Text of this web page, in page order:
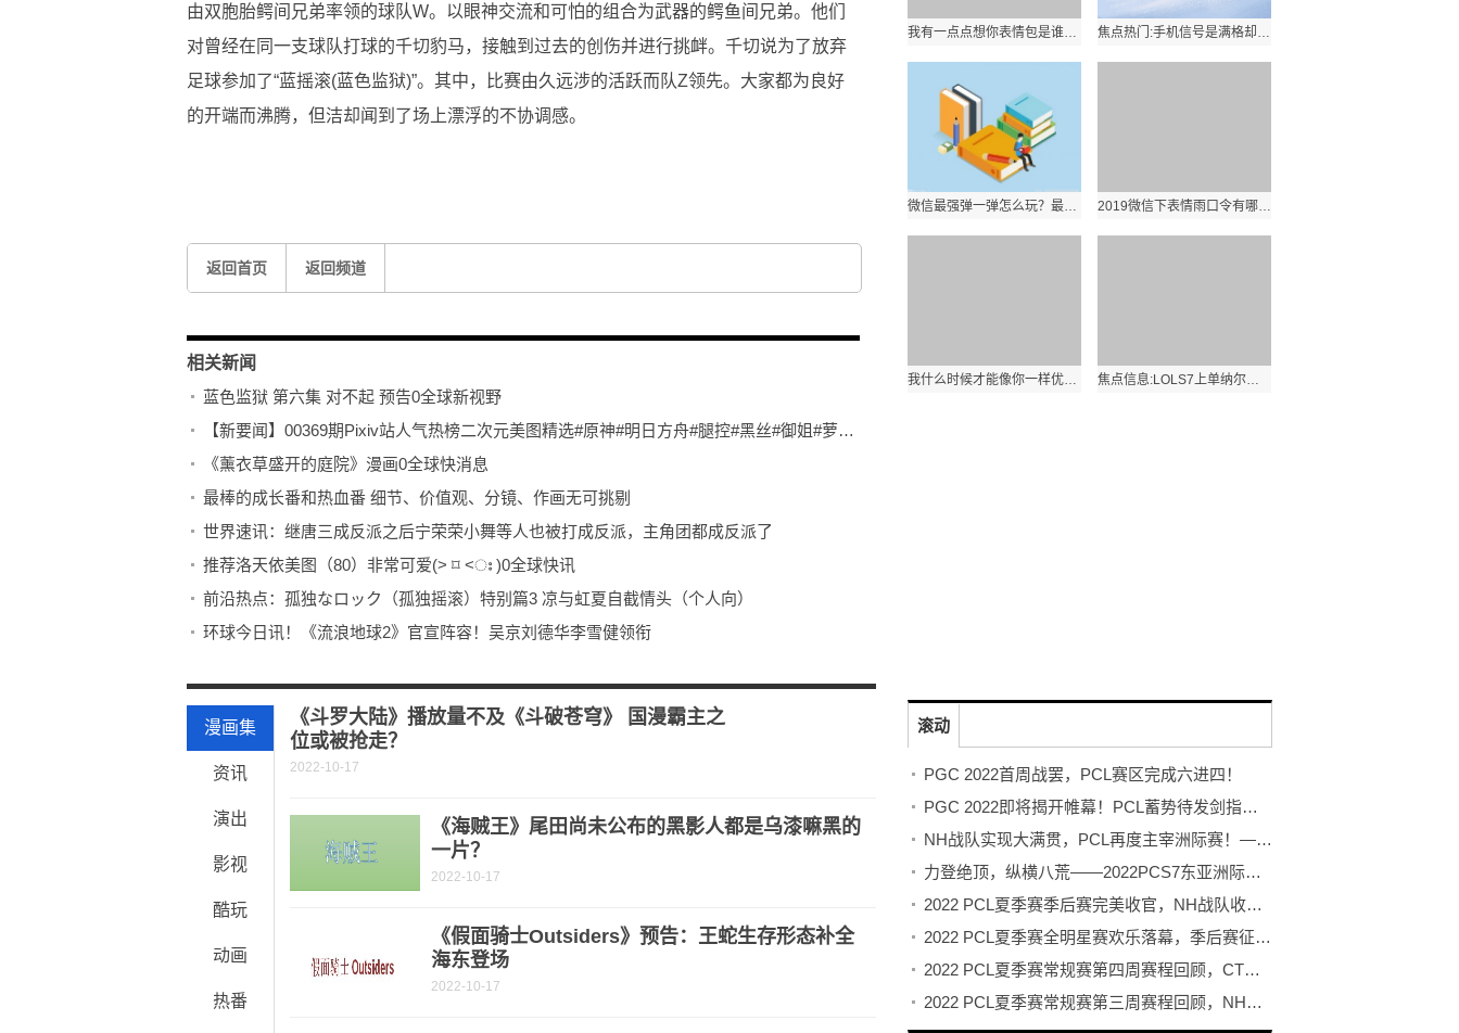
由双胞胎鳄间兄弟率领的球队W。以眼神交流和可怕的组合为武器的鳄鱼间兄弟。他们
对曾经在同一支球队打球的千切豹马，接触到过去的创伤并进行挑衅。千切说为了放弃
足球参加了“蓝摇滚(蓝色监狱)”。其中，比赛由久远涉的活跃而队Z领先。大家都为良好
的开端而沸腾，但洁却闻到了场上漂浮的不协调感。
返回首页 返回频道
相关新闻
蓝色监狱 第六集 对不起 预告0全球新视野
【新要闻】00369期Pixiv站人气热榜二次元美图精选#原神#明日方舟#腿控#黑丝#御姐#萝莉#性感#可爱
《薰衣草盛开的庭院》漫画0全球快消息
最棒的成长番和热血番 细节、价值观、分镜、作画无可挑剔
世界速讯：继唐三成反派之后宁荣荣小舞等人也被打成反派，主角团都成反派了
推荐洛天依美图（80）非常可爱(˃ ⌑ ˂ഃ )0全球快讯
前沿热点：孤独なロック（孤独摇滚）特别篇3 凉与虹夏自截情头（个人向）
环球今日讯！《流浪地球2》官宣阵容！吴京刘德华李雪健领衔
漫画集
资讯
演出
影视
酷玩
动画
热番
《斗罗大陆》播放量不及《斗破苍穹》 国漫霸主之
位或被抢走？
2022-10-17
《海贼王》尾田尚未公布的黑影人都是乌漆嘛黑的
一片？
2022-10-17
《假面骑士Outsiders》预告：王蛇生存形态补全
海东登场
2022-10-17
我有一点点想你表情包是谁？我有一点点想你表情包出处？ 焦点热门:手机信号是满格却上不了网怎么办？如何解决？
微信最强弹一弹怎么玩？最强弹一弹技巧玩法有哪些？1环球快资讯 2019微信下表情雨口令有哪些？全屏特效表情雨指令是什么？2焦点滚动
我什么时候才能像你一样优秀是什么梗？有什么内涵？0世界观焦点 焦点信息:LOLS7上单纳尔天赋符文怎么加点？对线技巧有哪些？
滚动
PGC 2022首周战罢，PCL赛区完成六进四！
PGC 2022即将揭开帷幕！PCL蓄势待发剑指至高荣耀！
NH战队实现大满贯，PCL再度主宰洲际赛！——2022PCS7东亚洲际赛完美收官
力登绝顶，纵横八荒——2022PCS7东亚洲际赛蓄势待发！
2022 PCL夏季赛季后赛完美收官，NH战队收获春夏双冠！
2022 PCL夏季赛全明星赛欢乐落幕，季后赛征程即将开启
2022 PCL夏季赛常规赛第四周赛程回顾，CTG战队勇冠三军二夺周冠
2022 PCL夏季赛常规赛第三周赛程回顾，NH战队王者归来登顶周冠